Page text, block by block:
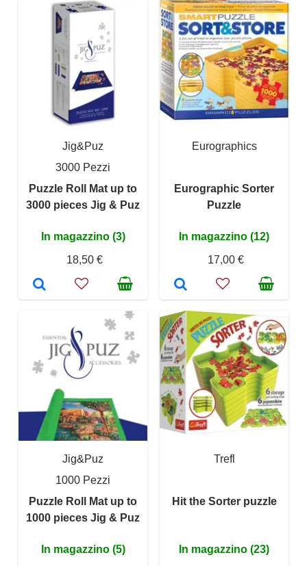
Jig&Puz
3000 Pezzi
Puzzle Roll Mat up to
3000 pieces Jig & Puz
In magazzino (3)
18,50 €
Eurographics
Eurographic Sorter
Puzzle
In magazzino (12)
17,00 €
Jig&Puz
1000 Pezzi
Puzzle Roll Mat up to
1000 pieces Jig & Puz
In magazzino (5)
Trefl
Hit the Sorter puzzle
In magazzino (23)